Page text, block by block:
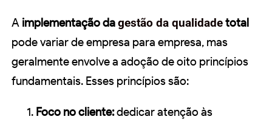
A implementação dagestão da qualidadetotal
pode variar de empresa para empresa, mas
geralmente envolve a adoção de oito princípios
fundamentais. Esses princípios são:
Foco no cliente:dedicar atenção às